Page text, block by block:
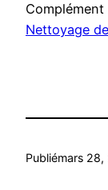
Nettoyage
Publiémars 28,